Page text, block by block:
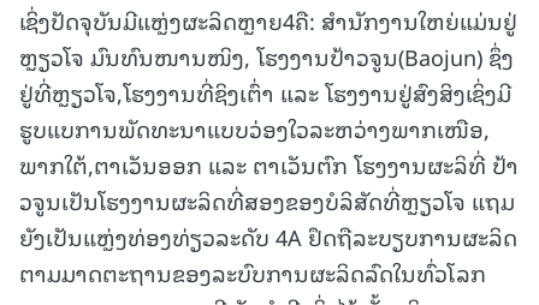
ເຊິ່ງປັດຈຸບັນມີແຫຼ່ງຜະລິດຫຼາຍ4ຄື: ສຳນັກງານໃຫຍ່ແມ່ນຢູ່
ຫຼຽວໂຈ ມົນທົນໜານໜິງ, ໂຮງງານປ້າວຈູນ(Baojun) ຊຶ່ງ
ຢູ່ທີ່ຫຼຽວໂຈ,ໂຮງງານທີ່ຊິງເຕົ່າ ແລະ ໂຮງງານຢູ່ສົງສິງເຊິ່ງມີ
ຮູບແບການພັດທະນາແບບວ່ອງໃວລະຫວ່າງພາກເໜືອ,
ພາກໃຕ້,ຕາເວັນອອກ ແລະ ຕາເວັນຕົກ ໂຮງງານຜະລິທີ່ ປ້າ
ວຈູນເປັນໂຮງງານຜະລິດທີ່ສອງຂອງບໍລິສັດທີ່ຫຼຽວໂຈ ແຖມ
ຍັງເປັນແຫຼ່ງທ່ອງທ່ຽວລະດັບ 4A ຢຶດຖືລະບຽບການຜະລິດ
ຕາມມາດຕະຖານຂອງລະບົບການຜະລິດລົດໃນທົ່ວໂລກ